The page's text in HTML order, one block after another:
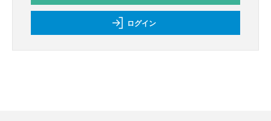
ログイン